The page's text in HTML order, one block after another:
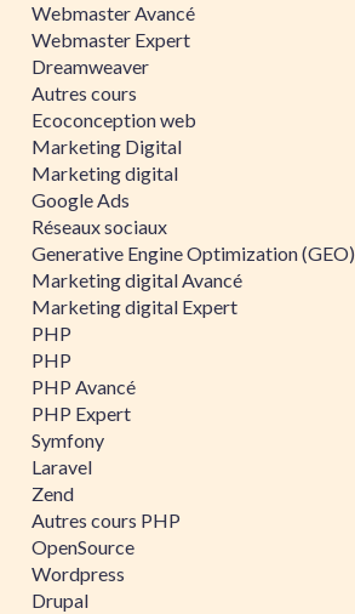
Webmaster Avancé
Webmaster Expert
Dreamweaver
Autres cours
Ecoconception web
Marketing Digital
Marketing digital
Google Ads
Réseaux sociaux
Generative Engine Optimization (GEO)
Marketing digital Avancé
Marketing digital Expert
PHP
PHP
PHP Avancé
PHP Expert
Symfony
Laravel
Zend
Autres cours PHP
OpenSource
Wordpress
Drupal